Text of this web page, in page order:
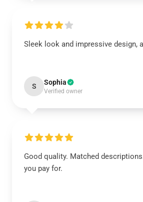
Sleek look and impressive design,
S Sophia
Verified owner
Good quality. Matched
you pay for.